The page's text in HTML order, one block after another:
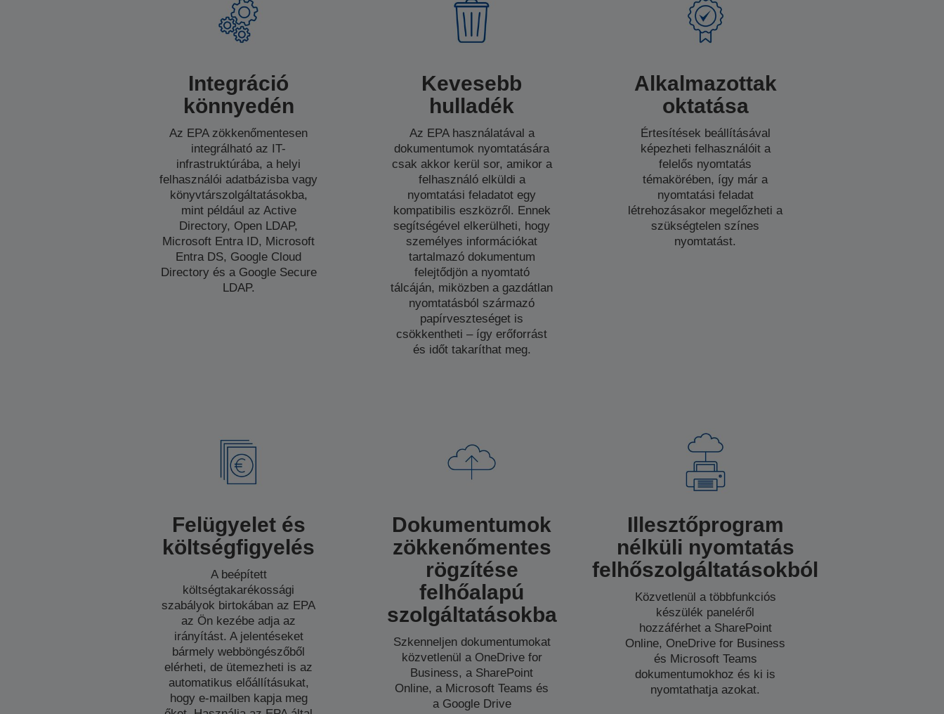
Integráció
könnyedén
Az EPA zökkenőmentesen
integrálható az IT-
infrastruktúrába, a helyi
felhasználói adatbázisba vagy
könyvtárszolgáltatásokba,
mint például az Active
Directory, Open LDAP,
Microsoft Entra ID, Microsoft
Entra DS, Google Cloud
Directory és a Google Secure
LDAP.
Kevesebb
hulladék
Az EPA használatával a
dokumentumok nyomtatására
csak akkor kerül sor, amikor a
felhasználó elküldi a
nyomtatási feladatot egy
kompatibilis eszközről. Ennek
segítségével elkerülheti, hogy
személyes információkat
tartalmazó dokumentum
felejtődjön a nyomtató
tálcáján, miközben a gazdátlan
nyomtatásból származó
papírveszteséget is
csökkentheti – így erőforrást
és időt takaríthat meg.
Alkalmazottak
oktatása
Értesítések beállításával
képezheti felhasználóit a
felelős nyomtatás
témakörében, így már a
nyomtatási feladat
létrehozásakor megelőzheti a
szükségtelen színes
nyomtatást.
Felügyelet és
költségfigyelés
A beépített
költségtakarékossági
szabályok birtokában az EPA
az Ön kezébe adja az
irányítást. A jelentéseket
bármely webböngészőből
elérheti, de ütemezheti is az
automatikus előállításukat,
hogy e-mailben kapja meg
Dokumentumok
zökkenőmentes
rögzítése
felhőalapú
szolgáltatásokba
Szkenneljen dokumentumokat
közvetlenül a OneDrive for
Business, a SharePoint
Online, a Microsoft Teams és
a Google Drive
Illesztőprogram
nélküli nyomtatás
felhőszolgáltatásokból
Közvetlenül a többfunkciós
készülék paneléről
hozzáférhet a SharePoint
Online, OneDrive for Business
és Microsoft Teams
dokumentumokhoz és ki is
nyomtathatja azokat.